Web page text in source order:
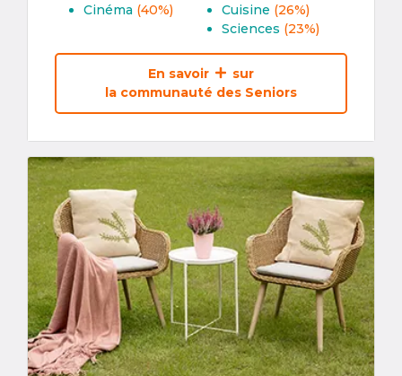
Cinéma (40%)
Cuisine (26%)
Sciences (23%)
En savoir
sur
la communauté des Seniors